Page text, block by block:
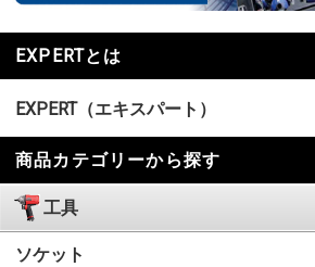
EXPERTとは
EXPERT（エキスパート）
商品カテゴリーから探す
工具
ソケット